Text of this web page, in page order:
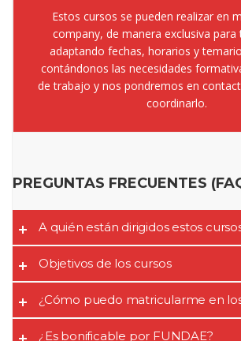
Estos cursos se pueden realizar en
company, de manera exclusiva para
adaptando fechas, horarios y
contándonos las necesidades
de trabajo y nos pondremos en
coordinarlo.
PREGUNTAS FRECUENTES
A quién están dirigidos estos
Objetivos de los cursos
¿Cómo puedo matricularme en
¿Es bonificable por FUNDAE?